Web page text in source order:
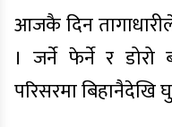
आजकै दिन
। जर्ने फेर्ने र डोरो
परिसरमा बिहानैदेखि